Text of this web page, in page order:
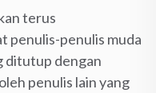
terus
penulis-penulis muda
ditutup dengan
penulis lain yang